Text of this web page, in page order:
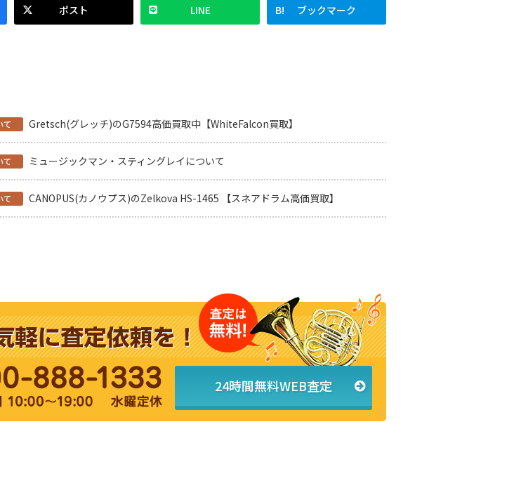
ポスト LINE ブックマーク
て Gretsch(グレッチ)のG7594高価買取中【WhiteFalcon買取】
て ミュージックマン・スティングレイについて
て CANOPUS(カノウプス)のZelkova HS-1465 【スネアドラム高価買取】
24時間無料WEB査定